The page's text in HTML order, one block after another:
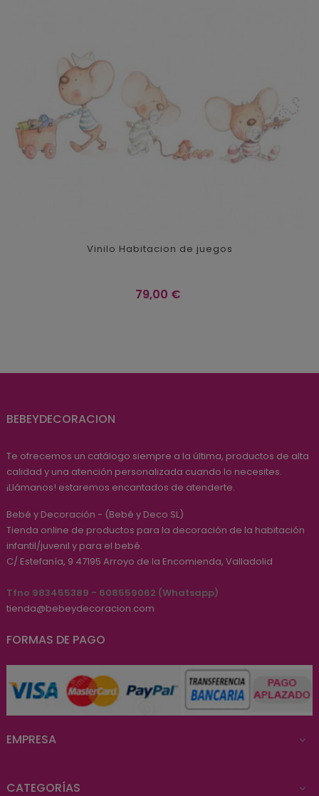
Vinilo Habitacion de juegos
Precio
79,00 €
BEBEYDECORACION
Te ofrecemos un catálogo siempre a la última, productos de alta
calidad y una atención personalizada cuando lo necesites.
¡Llámanos! estaremos encantados de atenderte.
Bebé y Decoración - (Bebé y Deco SL)
Tienda online de productos para la decoración de la habitación
infantil/juvenil y para el bebé.
C/ Estefanía, 9 47195 Arroyo de la Encomienda, Valladolid
Tfno 983455389 - 608559062 (Whatsapp)
tienda@bebeydecoracion.com
FORMAS DE PAGO
EMPRESA 
CATEGORÍAS 